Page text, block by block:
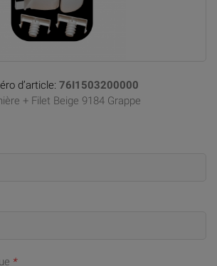
d’article: 76I1503200000
+ Filet Beige 9184 Grappe
*